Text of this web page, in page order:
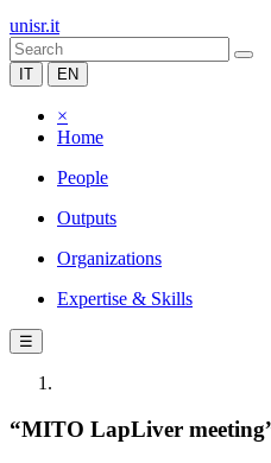
unisr.it
IT EN
×
Home
People
Outputs
Organizations
Expertise & Skills
☰
“MITO LapLiver